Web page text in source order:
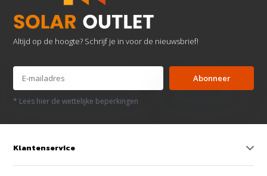
Altijd op de hoogte? Schrijf je in voor de nieuwsbrief!
Abonneer
* Lees hier de wettelijke beperkingen
Klantenservice